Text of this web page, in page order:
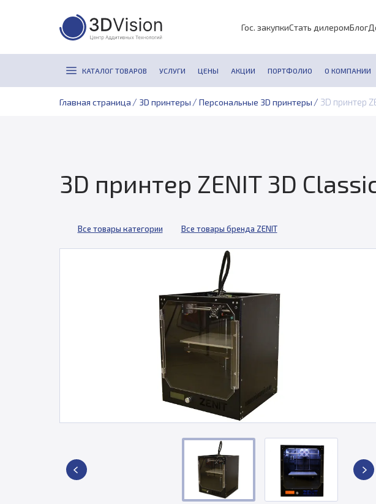
Гос. закупкиСтать дилеромБлог
КАТАЛОГ ТОВАРОВ УСЛУГИ ЦЕНЫ АКЦИИ ПОРТФОЛИО О КОМПАНИИ
Главная страница / 3D принтеры / Персональные 3D принтеры / 3D принтер
3D принтер ZENIT 3D
Все товары категории Все товары бренда ZENIT